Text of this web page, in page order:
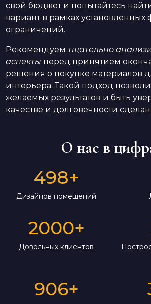
свой бюджет и попытайтесь
вариант в рамках установленных
ограничений.
Рекомендуем тщательно
аспекты перед принятием
решения о покупке материалов
интерьера. Такой подход
желаемых результатов и быть
качестве и долговечности
О нас в
498+
Дизайнов помещений
2000+
Довольных клиентов
906+